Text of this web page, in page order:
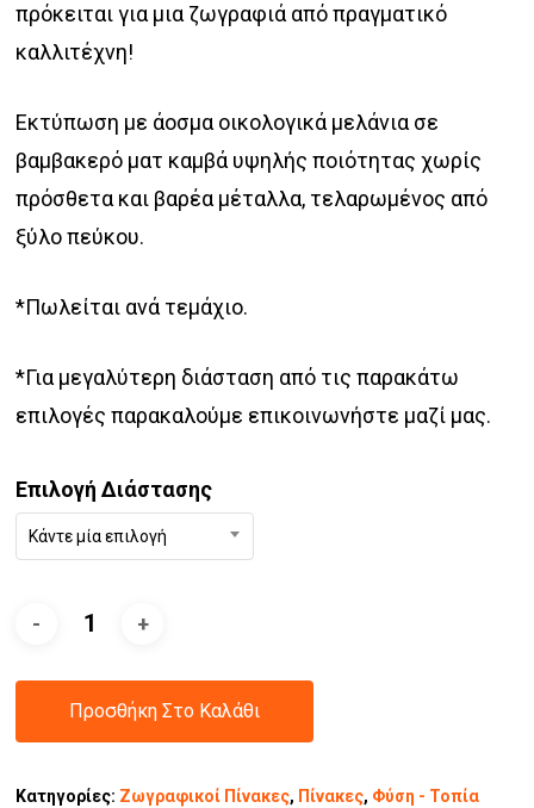
πρόκειται για μια ζωγραφιά από πραγματικό
καλλιτέχνη!
Εκτύπωση με άοσμα οικολογικά μελάνια σε
βαμβακερό ματ καμβά υψηλής ποιότητας χωρίς
πρόσθετα και βαρέα μέταλλα, τελαρωμένος από
ξύλο πεύκου.
*Πωλείται ανά τεμάχιο.
*Για μεγαλύτερη διάσταση από τις παρακάτω
επιλογές παρακαλούμε επικοινωνήστε μαζί μας.
Επιλογή Διάστασης
Κάντε μία επιλογή
Προσθήκη Στο Καλάθι
Κατηγορίες: Ζωγραφικοί Πίνακες, Πίνακες, Φύση - Τοπία